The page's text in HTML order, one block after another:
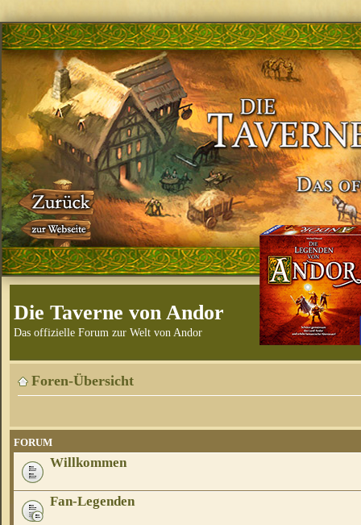
Die Taverne von Andor
Das offizielle Forum zur Welt von Andor
Foren-Übersicht
FORUM
Willkommen
Fan-Legenden